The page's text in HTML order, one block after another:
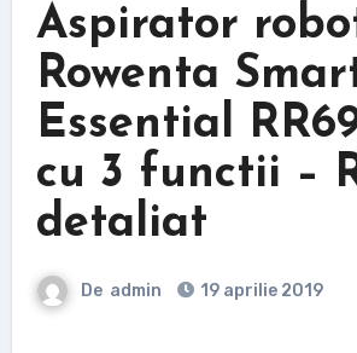
Aspirator
Rowenta
Essential
cu 3 functii –
detaliat
De admin 19 aprilie 2019